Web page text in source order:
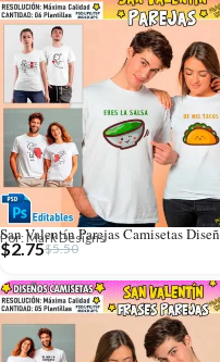
Por: Mark Designs
$5.50
$2.75